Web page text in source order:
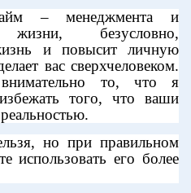
– менеджмента и
жизни,
безусловно,
и повысит личную
вас сверхчеловеком.
то, что я
того, что ваши
но при правильном
использовать его более